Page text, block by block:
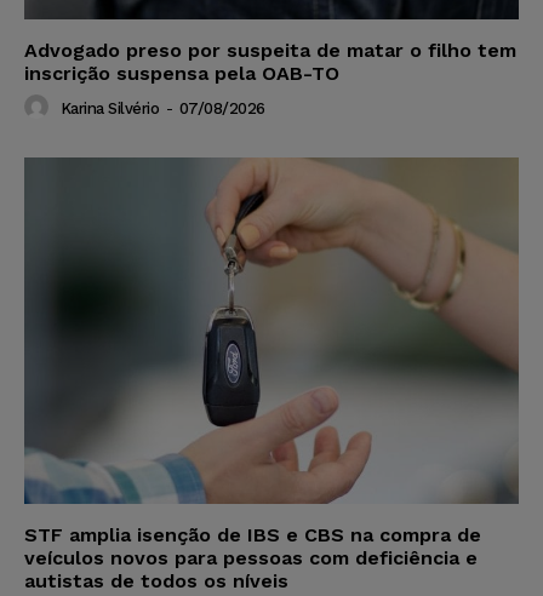
Advogado preso por suspeita de matar o filho tem
inscrição suspensa pela OAB-TO
Karina Silvério - 07/08/2026
STF amplia isenção de IBS e CBS na compra de
veículos novos para pessoas com deficiência e
autistas de todos os níveis